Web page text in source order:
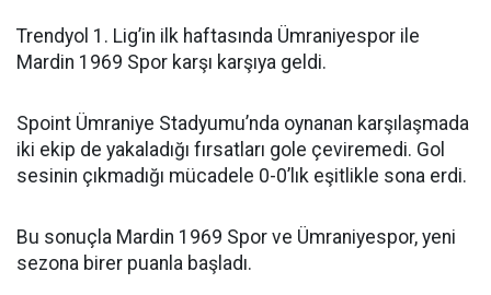
Trendyol 1. Lig’in ilk haftasında Ümraniyespor ile
Mardin 1969 Spor karşı karşıya geldi.
Spoint Ümraniye Stadyumu’nda oynanan karşılaşmada
iki ekip de yakaladığı fırsatları gole çeviremedi. Gol
sesinin çıkmadığı mücadele 0-0’lık eşitlikle sona erdi.
Bu sonuçla Mardin 1969 Spor ve Ümraniyespor, yeni
sezona birer puanla başladı.